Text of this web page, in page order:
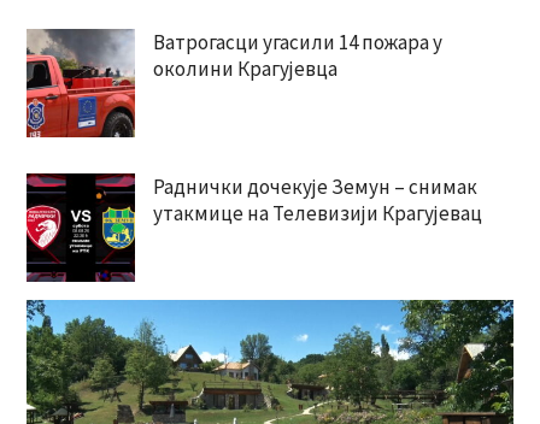
Ватрогасци угасили 14 пожара у
околини Крагујевца
Раднички дочекује Земун – снимак
утакмице на Телевизији Крагујевац